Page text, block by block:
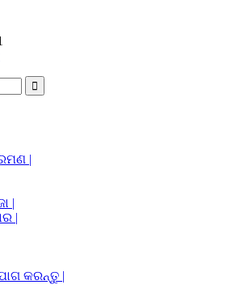
|
|
|
କରନ୍ତୁ |